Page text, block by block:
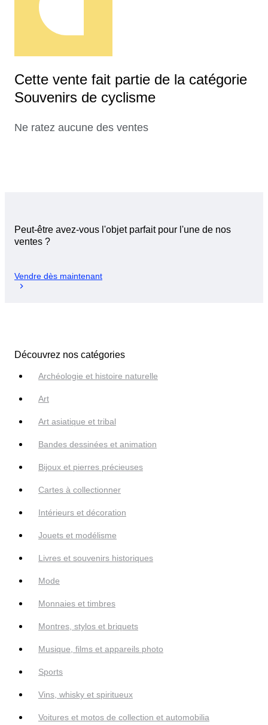
Cette vente fait partie de la catégorie
Souvenirs de cyclisme
Ne ratez aucune des ventes
Peut-être avez-vous l'objet parfait pour l'une de nos
ventes ?
Vendre dès maintenant
Découvrez nos catégories
Archéologie et histoire naturelle
Art
Art asiatique et tribal
Bandes dessinées et animation
Bijoux et pierres précieuses
Cartes à collectionner
Intérieurs et décoration
Jouets et modélisme
Livres et souvenirs historiques
Mode
Monnaies et timbres
Montres, stylos et briquets
Musique, films et appareils photo
Sports
Vins, whisky et spiritueux
Voitures et motos de collection et automobilia